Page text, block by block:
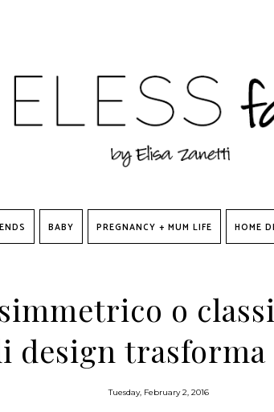
BABY PREGNANCY + MUM LIFE HOME
o
design
Tuesday, February 2, 2016